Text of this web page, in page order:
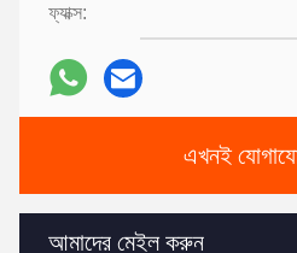
ফ্যাক্স:
এখনই
আমাদের মেইল ​​করুন